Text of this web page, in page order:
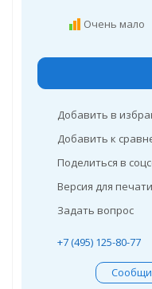
Очень мало
Добавить в
Добавить к
Поделиться в
Версия для печати
Задать вопрос
+7 (495) 125-80-77